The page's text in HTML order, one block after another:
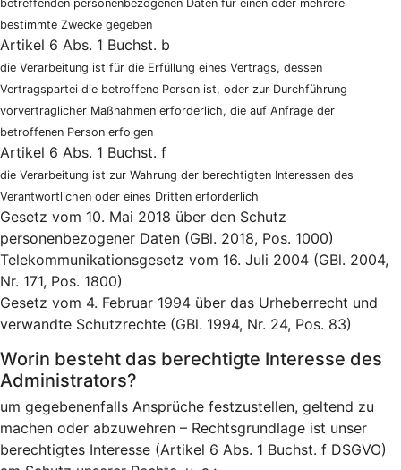
betreffenden personenbezogenen Daten für einen oder mehrere
bestimmte Zwecke gegeben
Artikel 6 Abs. 1 Buchst. b
die Verarbeitung ist für die Erfüllung eines Vertrags, dessen
Vertragspartei die betroffene Person ist, oder zur Durchführung
vorvertraglicher Maßnahmen erforderlich, die auf Anfrage der
betroffenen Person erfolgen
Artikel 6 Abs. 1 Buchst. f
die Verarbeitung ist zur Wahrung der berechtigten Interessen des
Verantwortlichen oder eines Dritten erforderlich
Gesetz vom 10. Mai 2018 über den Schutz
personenbezogener Daten (GBl. 2018, Pos. 1000)
Telekommunikationsgesetz vom 16. Juli 2004 (GBl. 2004,
Nr. 171, Pos. 1800)
Gesetz vom 4. Februar 1994 über das Urheberrecht und
verwandte Schutzrechte (GBl. 1994, Nr. 24, Pos. 83)
Worin besteht das berechtigte Interesse des
Administrators?
um gegebenenfalls Ansprüche festzustellen, geltend zu
machen oder abzuwehren – Rechtsgrundlage ist unser
berechtigtes Interesse (Artikel 6 Abs. 1 Buchst. f DSGVO)